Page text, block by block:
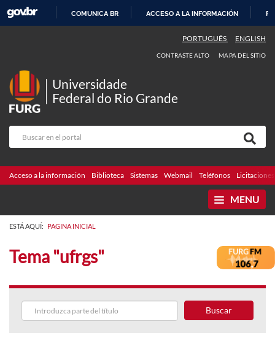
CONTENIDO
COMUNICA BR ACCESO A LA INFORMACIÓN
PORTUGUÊS ENGLISH
CONTRASTE ALTO MAPA DEL SITIO
Universidade
Federal do Rio Grande
Acceso a la información Biblioteca Sistemas Webmail Teléfonos Licitaciones
MENU
ESTÁ AQUÍ: PAGINA INICIAL
Tema "ufrgs"
Buscar